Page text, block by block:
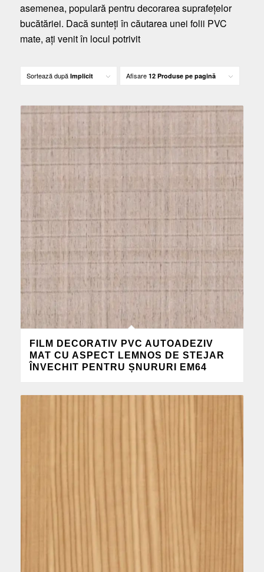
asemenea, populară pentru decorarea suprafețelor
bucătăriei. Dacă sunteți în căutarea unei folii PVC
mate, ați venit în locul potrivit
Sortează după Implicit Afisare 12 Produse pe pagină
FILM DECORATIV PVC AUTOADEZIV
MAT CU ASPECT LEMNOS DE STEJAR
ÎNVECHIT PENTRU ȘNURURI EM64